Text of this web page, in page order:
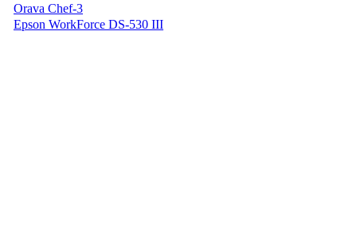
Orava Chef-3
Epson WorkForce DS-530 III